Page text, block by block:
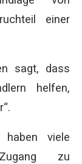
einer
sagt, dass
helfen,
viele
zu